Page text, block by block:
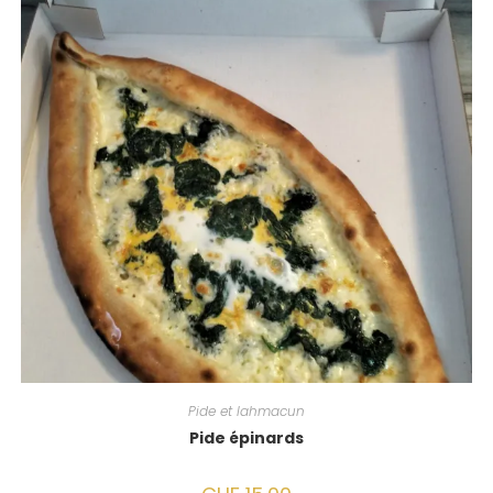
Pide et lahmacun
Pide épinards